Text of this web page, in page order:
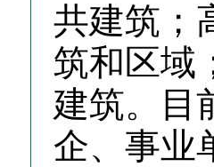
共建筑；
筑和区域
建筑。目
企、事业